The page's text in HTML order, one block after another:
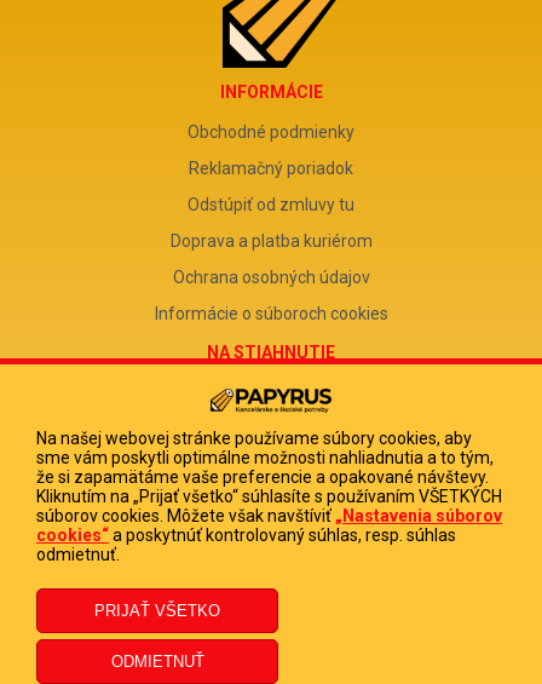
INFORMÁCIE
Obchodné podmienky
Reklamačný poriadok
Odstúpiť od zmluvy tu
Doprava a platba kuriérom
Ochrana osobných údajov
Informácie o súboroch cookies
NA STIAHNUTIE
Reklamačný formulár
Odstúpenie od zmluvy
Poučenie o odstúpení od zmluvy
FIRMA
PAPYRUS POPRAD, s.r.o.
DIČ 2020513880
IČ DPH SK2020513880
Na našej webovej stránke používame súbory cookies, aby
sme vám poskytli optimálne možnosti nahliadnutia a to tým,
že si zapamätáme vaše preferencie a opakované návštevy.
Kliknutím na „Prijať všetko“ súhlasíte s používaním VŠETKÝCH
súborov cookies. Môžete však navštíviť „Nastavenia súborov
cookies“a poskytnúť kontrolovaný súhlas, resp. súhlas
odmietnuť.